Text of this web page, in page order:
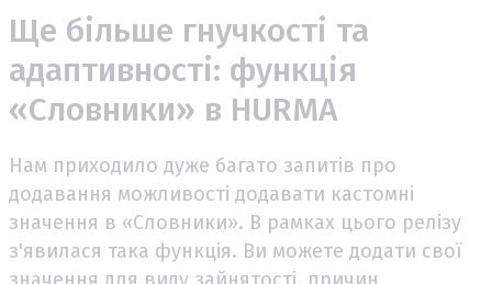
Ще більше гнучкості та
адаптивності: функція
«Словники» в HURMA
Нам приходило дуже багато запитів про
додавання можливості додавати кастомні
значення в «Словники». В рамках цього релізу
з'явилася така функція. Ви можете додати свої